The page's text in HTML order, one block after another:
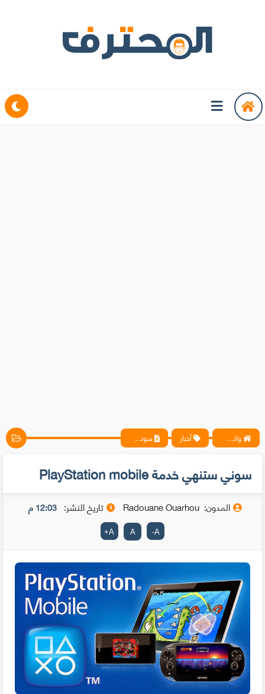
واتس آب ، فيسبوك ، أنترنت ، شروحات تقنية حصرية - المحترف أخبار سوني ستنهي خدمة PlayStation mobile
سوني ستنهي خدمة PlayStation mobile
المدون: Radouane Ouarhou تاريخ النشر: 12:03 م
A
-
A
A
+